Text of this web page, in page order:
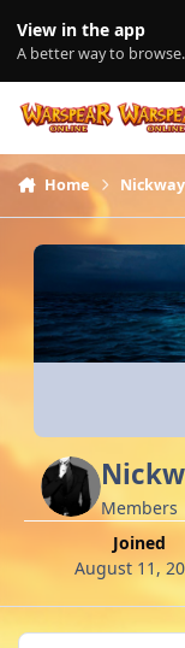
View in the app
A better way to browse.
Home Nickway
Members
Joined
August 11,